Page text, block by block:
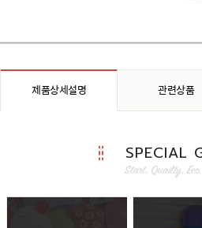
제품상세설명 관련상품
SPECIAL